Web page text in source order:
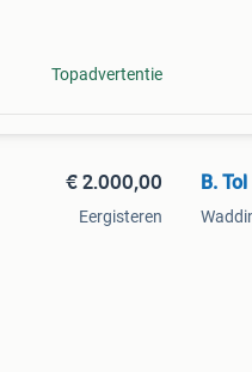
Topadvertentie
€ 2.000,00
Eergisteren
B. Tol